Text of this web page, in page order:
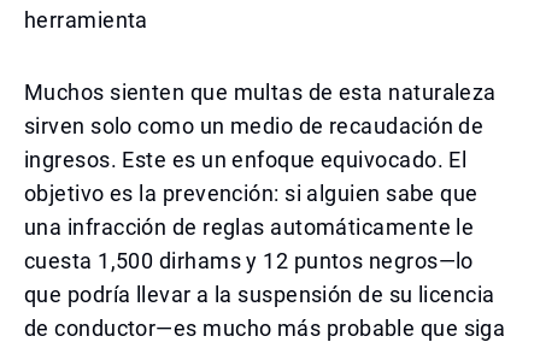
herramienta
Muchos sienten que multas de esta naturaleza
sirven solo como un medio de recaudación de
ingresos. Este es un enfoque equivocado. El
objetivo es la prevención: si alguien sabe que
una infracción de reglas automáticamente le
cuesta 1,500 dirhams y 12 puntos negros—lo
que podría llevar a la suspensión de su licencia
de conductor—es mucho más probable que siga